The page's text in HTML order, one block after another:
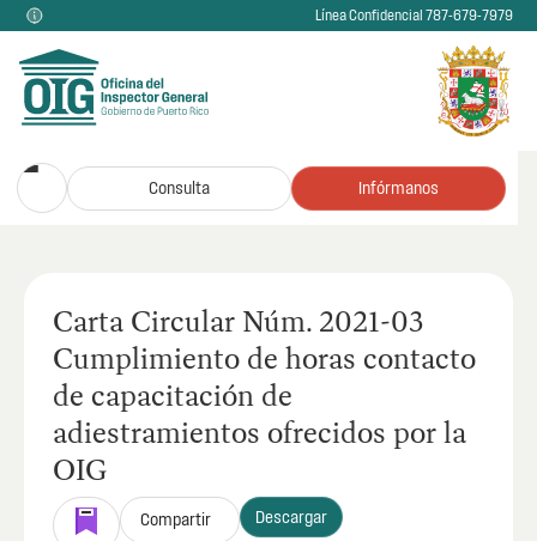
Línea Confidencial 787-679-7979
Consulta Infórmanos
Carta Circular Núm. 2021-03
Cumplimiento de horas contacto
de capacitación de
adiestramientos ofrecidos por la
OIG
Compartir Descargar